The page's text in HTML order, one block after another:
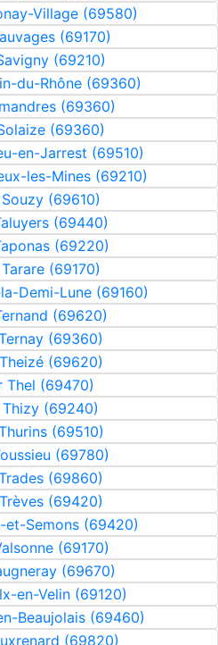
Village (69580)
(69170)
(69210)
du-Rhône (69360)
(69360)
(69360)
en-Jarrest (69510)
les-Mines (69210)
(69610)
(69440)
(69220)
(69170)
Demi-Lune (69160)
(69620)
(69360)
(69620)
Thel (69470)
(69240)
(69510)
(69780)
(69860)
(69420)
et-Semons (69420)
(69170)
(69670)
en-Velin (69120)
Beaujolais (69460)
(69820)